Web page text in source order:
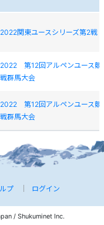
2022関東ユースシリーズ第2戦
2022 第12回アルペンユース競
戦群馬大会
2022 第12回アルペンユース競
戦群馬大会
プ ログイン
/ Shukuminet Inc.